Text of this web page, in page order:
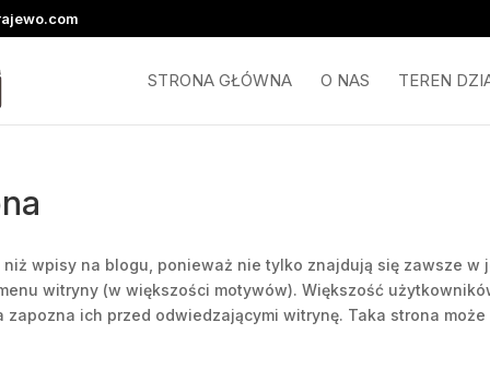
STRONA GŁÓWNA O NAS TEREN
niż wpisy na blogu, ponieważ nie tylko znajdują się zawsze w
witryny (w większości motywów). Większość
ich przed odwiedzającymi witrynę. Taka strona